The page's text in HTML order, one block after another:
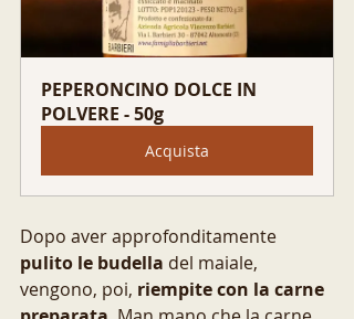
PEPERONCINO DOLCE IN
POLVERE - 50g
Acquista
Dopo aver approfonditamente
pulito le budella del maiale,
vengono, poi, riempite con la carne